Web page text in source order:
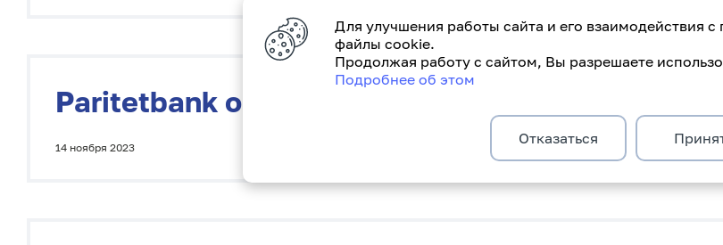
Paritetbank объявляет новый КОМБО ДЭЙ
14 ноября 2023
Для улучшения работы сайта и его взаимодействия
файлы cookie.
Продолжая работу с сайтом, Вы разрешаете
Подробнее об этом
Отказаться